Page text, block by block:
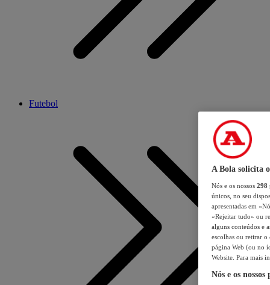
Futebol
A Bola solicita
Nós e os nossos 298
únicos, no seu
apresentadas em
«Rejeitar tudo» ou
alguns conteúdos e
escolhas ou retirar
página Web (ou no
Website. Para mais
Nós e os